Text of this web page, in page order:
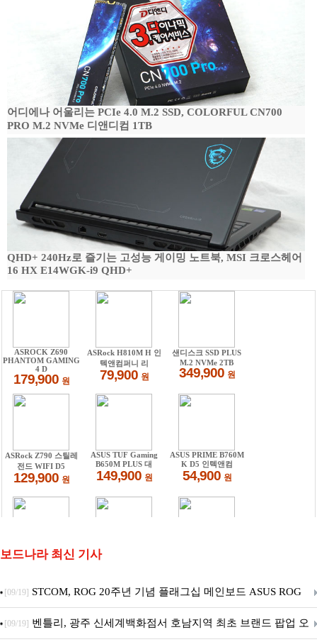
어디에나 어울리는 PCIe 4.0 M.2 SSD, COLORFUL CN700
PRO M.2 NVMe 디앤디컴 1TB
QHD+ 240Hz로 즐기는 고성능 게이밍 노트북, MSI 크로스헤어
16 HX E14WGK-i9 QHD+
보드나라 최신 기사
[09/19] STCOM, ROG 20주년 기념 플래그십 메인보드 ASUS ROG
Crosshair X870E EDITION 20 국내 출시 예정
[09/19] 벤틀리, 광주 신세계백화점서 호남지역 최초 브랜드 팝업 오